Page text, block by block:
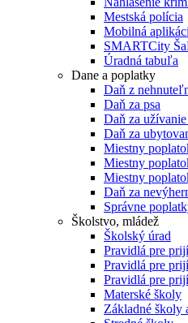
Mestská polícia
Mobilná
SMARTCity
Úradná tabuľa
Dane a poplatky
Daň z
Daň za psa
Daň za
Daň za
Miestny
Miestny
Miestny
Daň za
Správne
Školstvo, mládež
Školský úrad
Pravidlá pre
Pravidlá pre
Pravidlá pre
Materské školy
Základné školy